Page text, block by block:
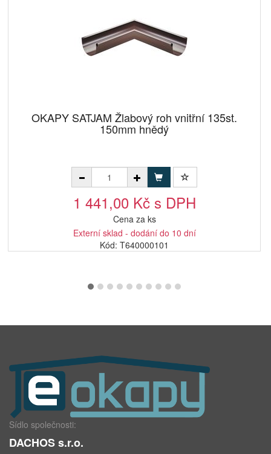
OKAPY SATJAM Žlabový roh vnitřní 135st.
150mm hnědý
1 441,00 Kč s DPH
Cena za ks
Externí sklad - dodání do 10 dní
Kód: T640000101
Sídlo společnosti:
DACHOS s.r.o.